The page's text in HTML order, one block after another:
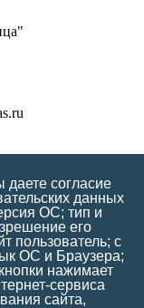
интернет-сайт
материалы
публичной офертой,
даете согласие
данных
ОС; тип и
его
пользователь; с
ОС и Браузера;
нажимает
сервиса
сайта,